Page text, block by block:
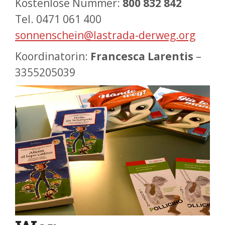
Kostenlose Nummer: 800 832 842
Tel. 0471 061 400
sonnenschein@lastrada-derweg.org
Koordinatorin: Francesca Larentis –
3355205039